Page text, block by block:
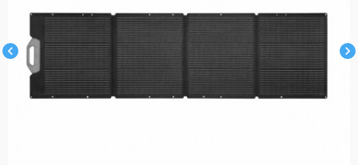
chevron_left chevron_right